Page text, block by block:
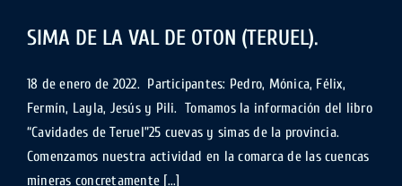
SIMA DE LA VAL DE OTON (TERUEL).
18 de enero de 2022. Participantes: Pedro, Mónica, Félix,
Fermín, Layla, Jesús y Pili. Tomamos la información del libro
“Cavidades de Teruel”25 cuevas y simas de la provincia.
Comenzamos nuestra actividad en la comarca de las cuencas
mineras concretamente [...]